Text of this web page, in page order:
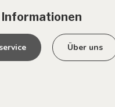
Über uns